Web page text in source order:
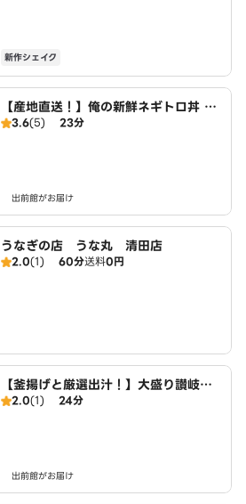
新作シェイク
【産地直送！】俺の新鮮ネギトロ丼 清
田店
3.6(5) 23分
出前館がお届け
うなぎの店 うな丸 清田店
2.0(1) 60分送料0円
【釜揚げと厳選出汁！】大盛り讃岐う
どん 麺や日木 清田店
2.0(1) 24分
出前館がお届け